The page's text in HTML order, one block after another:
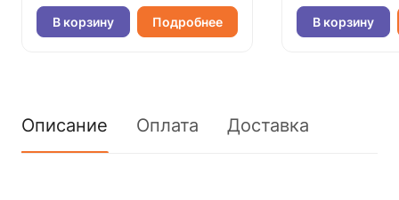
В корзину Подробнее В корзину
Описание Оплата Доставка